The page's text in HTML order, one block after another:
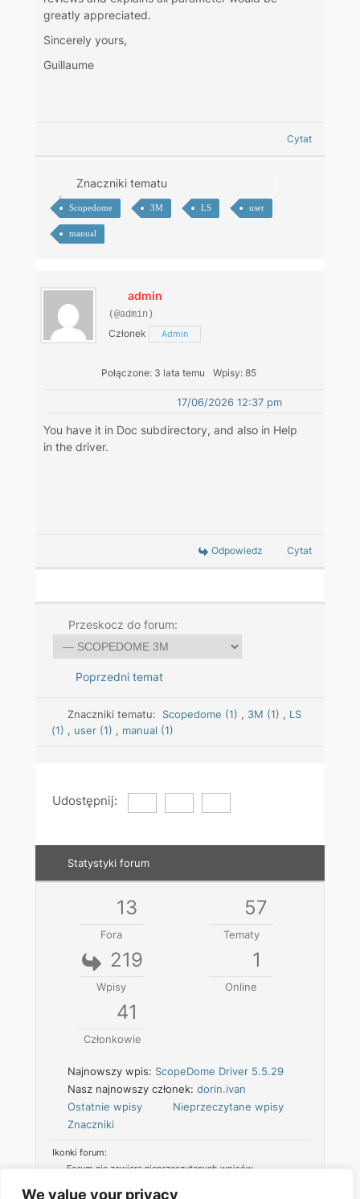
We value your privacy
greatly appreciated.
Sincerely yours,
Guillaume
Cytat
Znaczniki tematu
Scopedome 3M LS user
manual
admin
(@admin)
Członek Admin
Połączone: 3 lata temu Wpisy: 85
17/06/2026 12:37 pm
You have it in Doc subdirectory, and also in Help
in the driver.
Odpowiedz Cytat
Przeskocz do forum:
Poprzedni temat
Znaczniki tematu: Scopedome (1) , 3M (1) , LS
(1) , user (1) , manual (1)
Udostępnij:
Statystyki forum
13
Fora
57
Tematy
219
Wpisy
1
Online
41
Członkowie
Najnowszy wpis: ScopeDome Driver 5.5.29
Nasz najnowszy członek: dorin.ivan
Ostatnie wpisy
Nieprzeczytane wpisy
Znaczniki
Ikonki forum:
Forum nie zawiera nieprzeczytanych wpisów